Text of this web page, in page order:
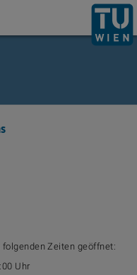
Zurück
Zeiten geöffnet:
Uhr